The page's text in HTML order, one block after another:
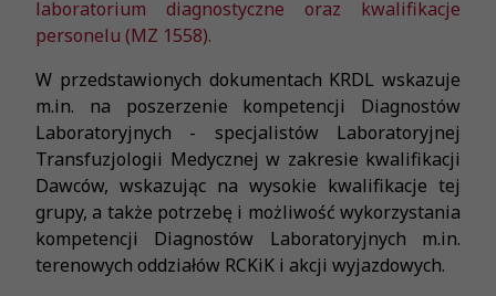
laboratorium diagnostyczne oraz kwalifikacje
personelu (MZ 1558).
W przedstawionych dokumentach KRDL wskazuje
m.in. na poszerzenie kompetencji Diagnostów
Laboratoryjnych - specjalistów Laboratoryjnej
Transfuzjologii Medycznej w zakresie kwalifikacji
Dawców, wskazując na wysokie kwalifikacje tej
grupy, a także potrzebę i możliwość wykorzystania
kompetencji Diagnostów Laboratoryjnych m.in.
terenowych oddziałów RCKiK i akcji wyjazdowych.